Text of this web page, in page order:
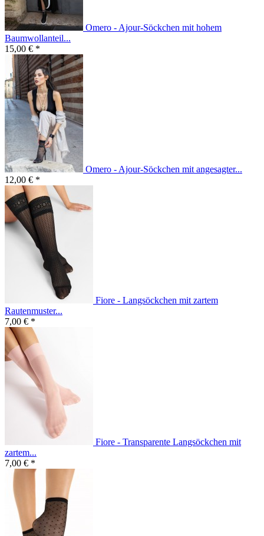
Omero - Ajour-Söckchen mit hohem
Baumwollanteil...
15,00 € *
Omero - Ajour-Söckchen mit angesagter...
12,00 € *
Fiore - Langsöckchen mit zartem
Rautenmuster...
7,00 € *
Fiore - Transparente Langsöckchen mit
zartem...
7,00 € *